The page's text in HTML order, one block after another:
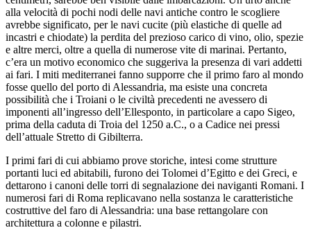
alla velocità di pochi nodi delle navi antiche contro le scogliere
avrebbe significato, per le navi cucite (più elastiche di quelle ad
incastri e chiodate) la perdita del prezioso carico di vino, olio, spezie
e altre merci, oltre a quella di numerose vite di marinai. Pertanto,
c’era un motivo economico che suggeriva la presenza di vari addetti
ai fari. I miti mediterranei fanno supporre che il primo faro al mondo
fosse quello del porto di Alessandria, ma esiste una concreta
possibilità che i Troiani o le civiltà precedenti ne avessero di
imponenti all’ingresso dell’Ellesponto, in particolare a capo Sigeo,
prima della caduta di Troia del 1250 a.C., o a Cadice nei pressi
dell’attuale Stretto di Gibilterra.
I primi fari di cui abbiamo prove storiche, intesi come strutture
portanti luci ed abitabili, furono dei Tolomei d’Egitto e dei Greci, e
dettarono i canoni delle torri di segnalazione dei naviganti Romani. I
numerosi fari di Roma replicavano nella sostanza le caratteristiche
costruttive del faro di Alessandria: una base rettangolare con
architettura a colonne e pilastri.